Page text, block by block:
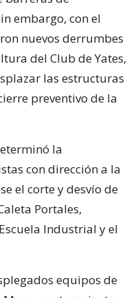
embargo, con el
nuevos derrumbes
del Club de Yates,
las estructuras
preventivo de la
la
con dirección a la
el corte y desvío de
Portales,
Industrial y el
equipos de